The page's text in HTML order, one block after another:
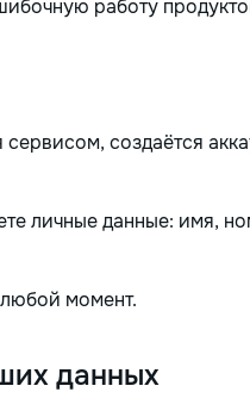
работу
создаётся
личные данные: имя,
момент.
данных